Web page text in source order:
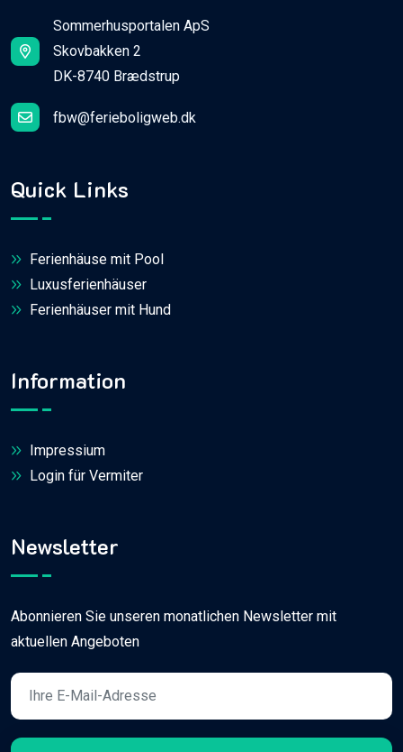
Sommerhusportalen ApS
Skovbakken 2
DK-8740 Brædstrup
fbw@ferieboligweb.dk
Quick Links
Ferienhäuse mit Pool
Luxusferienhäuser
Ferienhäuser mit Hund
Information
Impressium
Login für Vermiter
Newsletter
Abonnieren Sie unseren monatlichen Newsletter mit
aktuellen Angeboten